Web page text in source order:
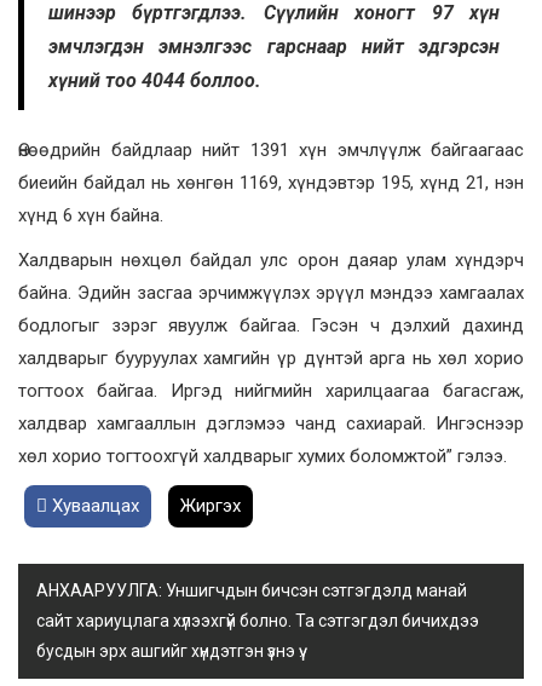
шинээр бүртгэгдлээ. Сүүлийн хоногт 97 хүн
эмчлэгдэн эмнэлгээс гарснаар нийт эдгэрсэн
хүний тоо 4044 боллоо.
Өнөөдрийн байдлаар нийт 1391 хүн эмчлүүлж байгаагаас
биеийн байдал нь хөнгөн 1169, хүндэвтэр 195, хүнд 21, нэн
хүнд 6 хүн байна.
Халдварын нөхцөл байдал улс орон даяар улам хүндэрч
байна. Эдийн засгаа эрчимжүүлэх эрүүл мэндээ хамгаалах
бодлогыг зэрэг явуулж байгаа. Гэсэн ч дэлхий дахинд
халдварыг бууруулах хамгийн үр дүнтэй арга нь хөл хорио
тогтоох байгаа. Иргэд нийгмийн харилцаагаа багасгаж,
халдвар хамгааллын дэглэмээ чанд сахиарай. Ингэснээр
хөл хорио тогтоохгүй халдварыг хумих боломжтой” гэлээ.
Хуваалцах Жиргэх
АНХААРУУЛГА: Уншигчдын бичсэн сэтгэгдэлд манай
сайт хариуцлага хүлээхгүй болно. Та сэтгэгдэл бичихдээ
бусдын эрх ашгийг хүндэтгэн үзнэ үү.